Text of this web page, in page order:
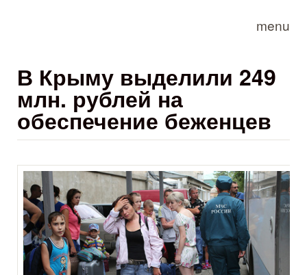
menu
В Крыму выделили 249
млн. рублей на
обеспечение беженцев